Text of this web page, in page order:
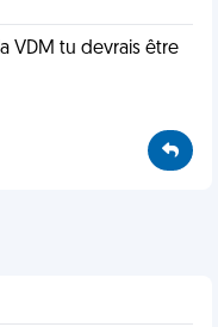
VDM tu devrais être